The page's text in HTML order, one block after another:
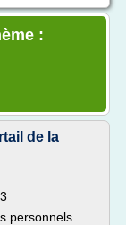
:
de la
personnels